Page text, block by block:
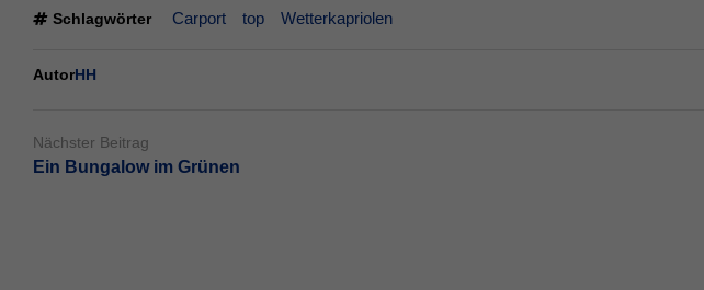
Schlagwörter Carport top Wetterkapriolen
Autor HH
Nächster Beitrag
Ein Bungalow im Grünen